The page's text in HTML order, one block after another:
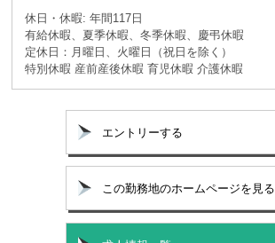
休日・休暇: 年間117日
有給休暇、夏季休暇、冬季休暇、慶弔休暇
定休日：月曜日、火曜日（祝日を除く）
特別休暇 産前産後休暇 育児休暇 介護休暇
エントリーする
この勤務地のホームページを見る